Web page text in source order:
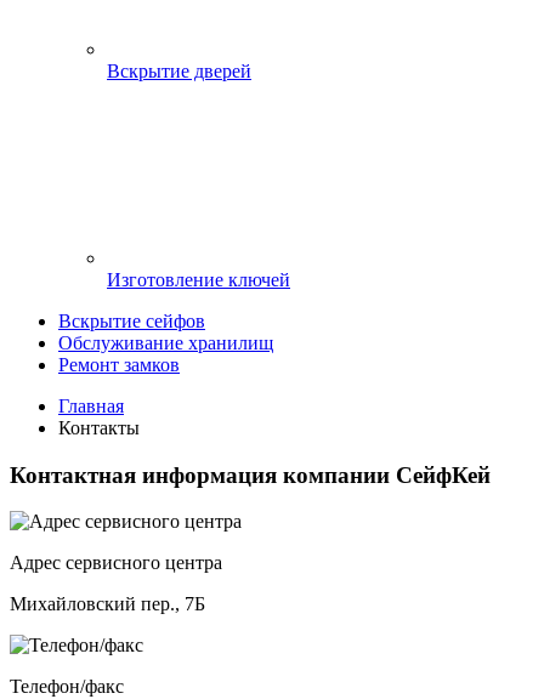
Вскрытие дверей
Изготовление ключей
Вскрытие сейфов
Обслуживание хранилищ
Ремонт замков
Главная
Контакты
Контактная информация компании СейфКей
Адрес сервисного центра
Михайловский пер., 7Б
Телефон/факс